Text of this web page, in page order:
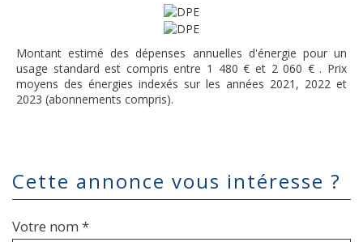
Montant estimé des dépenses annuelles d'énergie pour un
usage standard est compris entre 1 480 € et 2 060 € . Prix
moyens des énergies indexés sur les années 2021, 2022 et
2023 (abonnements compris).
cette annonce vous intéresse ?
Votre nom *